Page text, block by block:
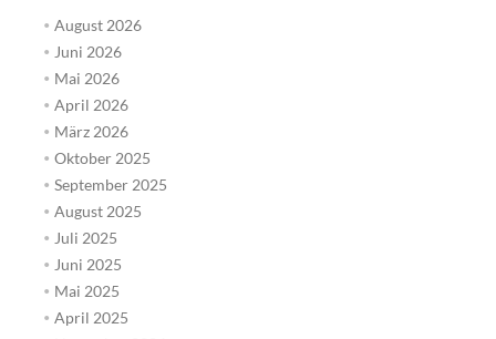
August 2026
Juni 2026
Mai 2026
April 2026
März 2026
Oktober 2025
September 2025
August 2025
Juli 2025
Juni 2025
Mai 2025
April 2025